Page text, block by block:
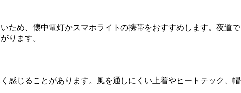
ため、懐中電灯かスマホライトの携帯をおすすめします。夜道
ります。
感じることがあります。風を通しにくい上着やヒートテック、